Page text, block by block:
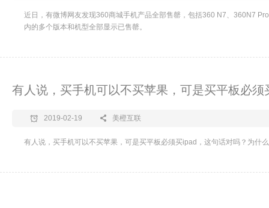
近日，有微博网友发现360商城手机产品全部售罄，包括360 N7、360N7
内的多个版本和机型全部显示已售罄。
有人说，买手机可以不买苹果，可是买平板必
2019-02-19 美橙互联
有人说，买手机可以不买苹果，可是买平板必须买ipad，这句话对吗？为什